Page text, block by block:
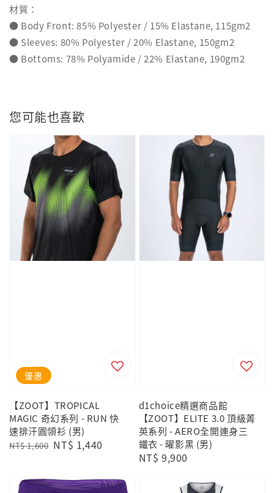
材質：
● Body Front: 85% Polyester / 15% Elastane, 115gm2
● Sleeves: 80% Polyester / 20% Elastane, 150gm2
● Bottoms: 78% Polyamide / 22% Elastane, 190gm2
您可能也喜歡
優惠
【ZOOT】TROPICAL
MAGIC 奇幻系列 - RUN 快
速排汗圓領衫 (男)
Regular
NT$ 1,600 Sale
NT$ 1,440
d1choice精選商品館
【ZOOT】ELITE 3.0 頂級菁
英系列 - AERO全開連身三
鐵衣 - 曜影黑 (男)
Regular
NT$ 9,900